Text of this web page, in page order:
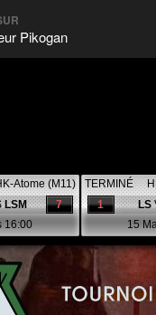
Pikogan
Atome (M11)
7
LSM
16:00
TERMINÉ
1 LS
15